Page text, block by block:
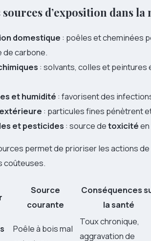
d’exposition dans la
domestique : poêles et cheminées
de carbone.
: solvants, colles et
et humidité : favorisent des
: particules fines pénètrent
et pesticides : source detoxicité
permet de prioriser les actions
coûteuses.
Source
courante
Conséquences
lasanté
Poêle à bois mal
Toux chronique,
aggravation de